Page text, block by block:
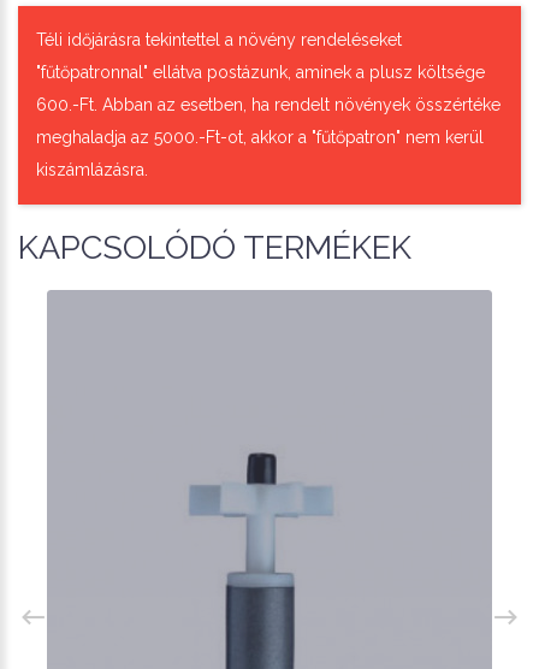
Téli időjárásra tekintettel a növény rendeléseket
"fűtőpatronnal" ellátva postázunk, aminek a plusz költsége
600.-Ft. Abban az esetben, ha rendelt növények összértéke
meghaladja az 5000.-Ft-ot, akkor a "fűtőpatron" nem kerül
kiszámlázásra.
KAPCSOLÓDÓ TERMÉKEK